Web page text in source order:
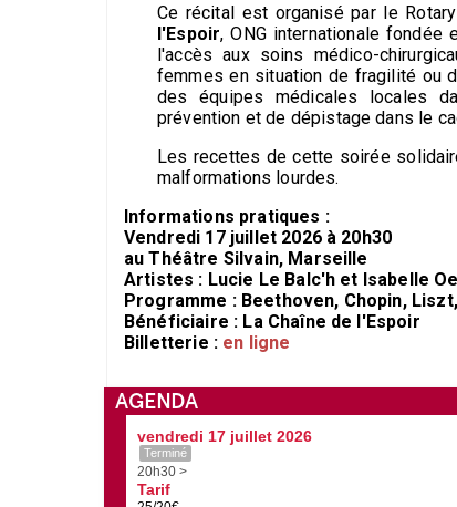
Ce récital est organisé par le
l'Espoir, ONG internationale
l'accès aux soins médico-
femmes en situation de fragilité ou
des équipes médicales locales
prévention et de dépistage dans le
Les recettes de cette soirée
malformations lourdes.
Informations pratiques :
Vendredi 17 juillet 2026 à 20h30
au Théâtre Silvain, Marseille
Artistes : Lucie Le Balc'h et Isabelle
Programme : Beethoven, Chopin,
Bénéficiaire : La Chaîne de l'Espoir
Billetterie : en ligne
AGENDA
vendredi 17 juillet 2026
Terminé
20h30 >
Tarif